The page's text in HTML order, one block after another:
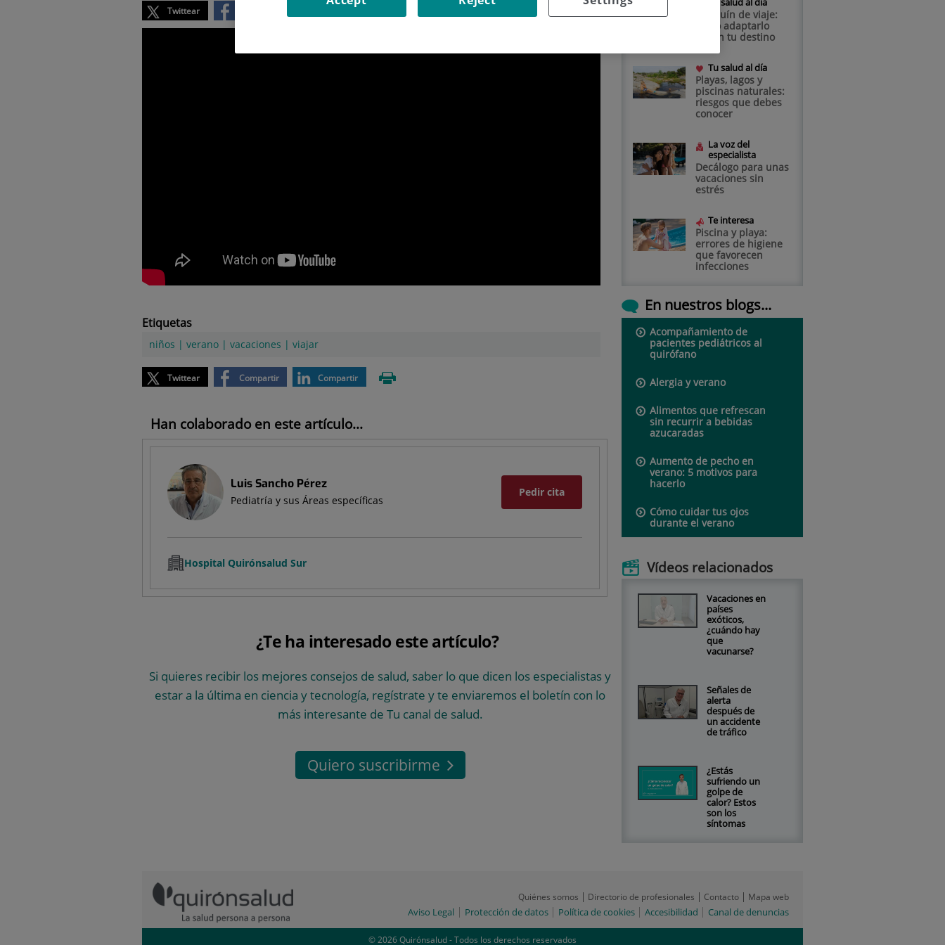
Twittear Compartir 31 de julio de 2023
Etiquetas
niños | verano | vacaciones | viajar
Twittear Compartir Compartir
Han colaborado en este artículo...
Luis Sancho Pérez
Pediatría y sus Áreas específicas
Pedir cita
Hospital Quirónsalud Sur
¿Te ha interesado este artículo?
Si quieres recibir los mejores consejos de salud, saber lo que dicen los especialistas y
estar a la última en ciencia y tecnología, regístrate y te enviaremos el boletín con lo
más interesante de Tu canal de salud.
Quiero suscribirme
Botiquín de viaje:
cómo adaptarlo
según tu destino
Tu salud al día
Playas, lagos y
piscinas naturales:
riesgos que debes
conocer
La voz del
especialista
Decálogo para unas
vacaciones sin
estrés
Te interesa
Piscina y playa:
errores de higiene
que favorecen
infecciones
En nuestros blogs...
Acompañamiento de
pacientes pediátricos al
quirófano
Alergia y verano
Alimentos que refrescan
sin recurrir a bebidas
azucaradas
Aumento de pecho en
verano: 5 motivos para
hacerlo
Cómo cuidar tus ojos
durante el verano
Vídeos relacionados
Vacaciones en
países
exóticos,
¿cuándo hay
que
vacunarse?
Señales de
alerta
después de
un accidente
de tráfico
¿Estás
sufriendo un
golpe de
calor? Estos
son los
síntomas
Quiénes somos Directorio de profesionales Contacto Mapa web
Aviso Legal Protección de datos Política de cookies Accesibilidad Canal de denuncias
© 2026 Quirónsalud - Todos los derechos reservados